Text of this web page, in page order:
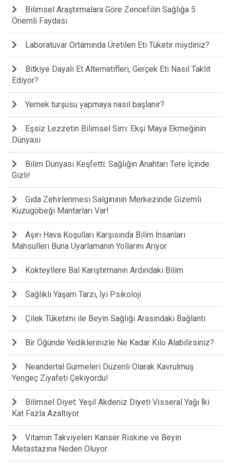
Bilimsel Araştırmalara Göre Zencefilin Sağlığa 5
Önemli Faydası
Laboratuvar Ortamında Üretilen Eti Tüketir miydiniz?
Bitkiye Dayalı Et Alternatifleri, Gerçek Eti Nasıl Taklit
Ediyor?
Yemek turşusu yapmaya nasıl başlanır?
Eşsiz Lezzetin Bilimsel Sırrı: Ekşi Maya Ekmeğinin
Dünyası
Bilim Dünyası Keşfetti: Sağlığın Anahtarı Tere İçinde
Gizli!
Gıda Zehirlenmesi Salgınının Merkezinde Gizemli
Kuzugöbeği Mantarları Var!
Aşırı Hava Koşulları Karşısında Bilim İnsanları
Mahsulleri Buna Uyarlamanın Yollarını Arıyor
Kokteyllere Bal Karıştırmanın Ardındaki Bilim
Sağlıklı Yaşam Tarzı, İyi Psikoloji
Çilek Tüketimi ile Beyin Sağlığı Arasındaki Bağlantı
Bir Öğünde Yediklerinizle Ne Kadar Kilo Alabilirsiniz?
Neandertal Gurmeleri Düzenli Olarak Kavrulmuş
Yengeç Ziyafeti Çekiyordu!
Bilimsel Diyet: Yeşil Akdeniz Diyeti Visseral Yağı İki
Kat Fazla Azaltıyor
Vitamin Takviyeleri Kanser Riskine ve Beyin
Metastazına Neden Oluyor